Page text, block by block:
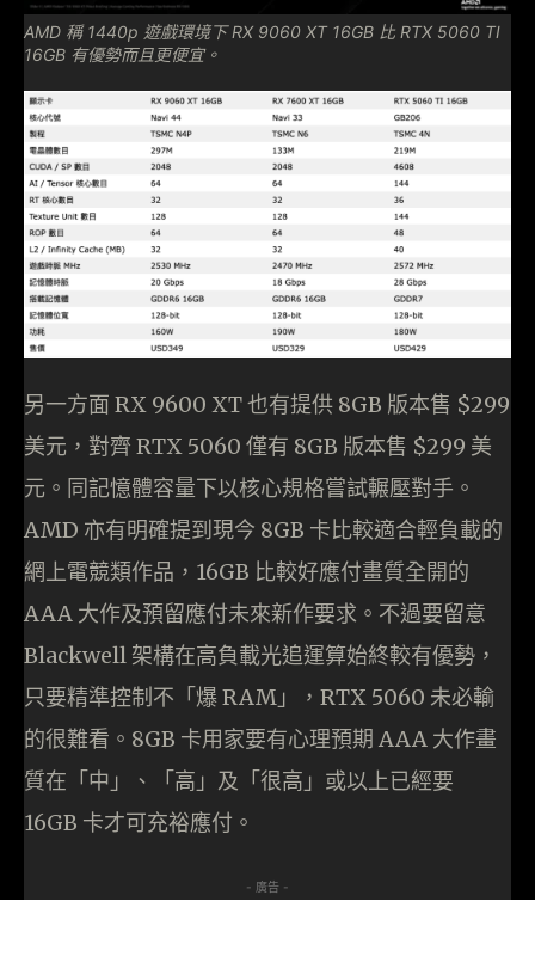
AMD 稱 1440p 遊戲環境下 RX 9060 XT 16GB 比 RTX 5060 TI
16GB 有優勢而且更便宜。
另一方面 RX 9600 XT 也有提供 8GB 版本售 $299
美元，對齊 RTX 5060 僅有 8GB 版本售 $299 美
元。同記憶體容量下以核心規格嘗試輾壓對手。
AMD 亦有明確提到現今 8GB 卡比較適合輕負載的
網上電競類作品，16GB 比較好應付畫質全開的
AAA 大作及預留應付未來新作要求。不過要留意
Blackwell 架構在高負載光追運算始終較有優勢，
只要精準控制不「爆 RAM」，RTX 5060 未必輸
的很難看。8GB 卡用家要有心理預期 AAA 大作畫
質在「中」、「高」及「很高」或以上已經要
16GB 卡才可充裕應付。
- 廣告 -